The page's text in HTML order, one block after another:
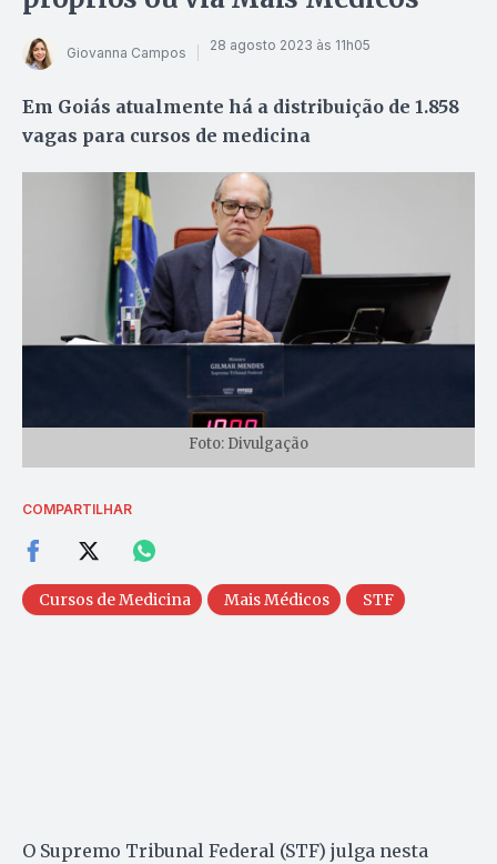
Giovanna Campos 28 agosto 2023 às 11h05
Em Goiás atualmente há a distribuição de 1.858
vagas para cursos de medicina
Foto: Divulgação
COMPARTILHAR
Cursos de Medicina Mais Médicos STF
O Supremo Tribunal Federal (STF) julga nesta